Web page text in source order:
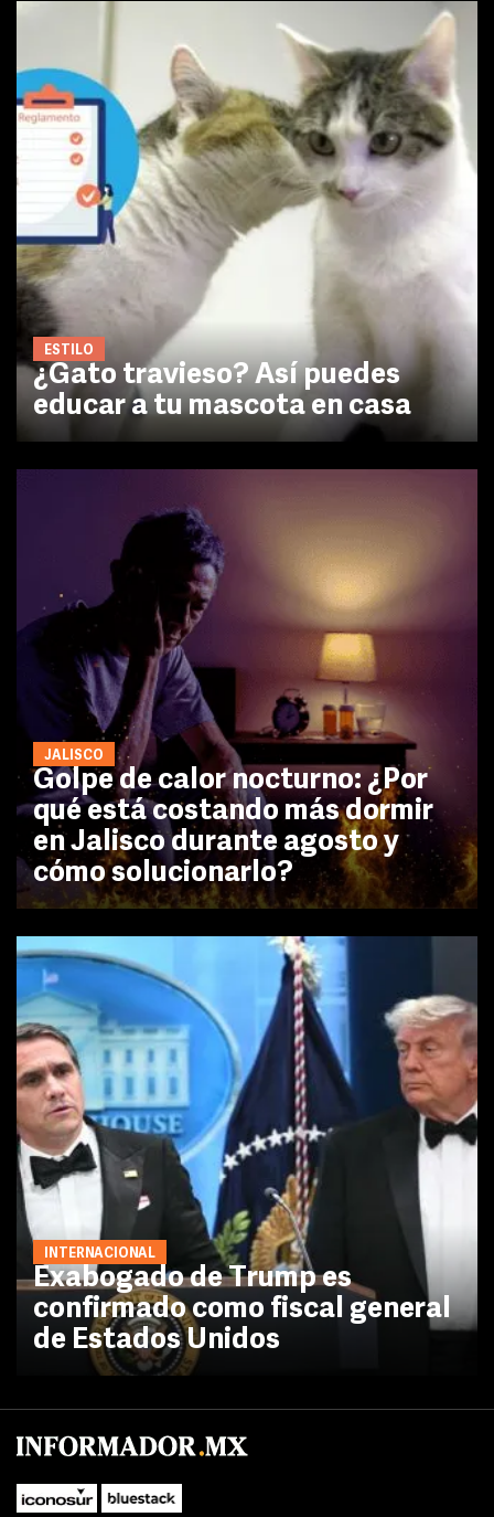
ESTILO
¿Gato travieso? Así puedes
educar a tu mascota en casa
JALISCO
Golpe de calor nocturno: ¿Por
qué está costando más dormir
en Jalisco durante agosto y
cómo solucionarlo?
INTERNACIONAL
Exabogado de Trump es
confirmado como fiscal general
de Estados Unidos